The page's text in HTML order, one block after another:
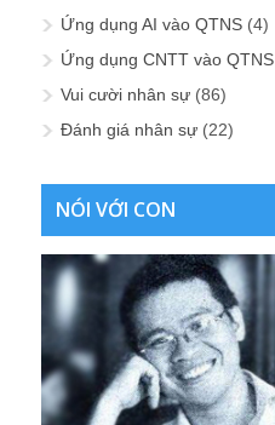
Ứng dụng AI vào QTNS (4)
Ứng dụng CNTT vào QTNS
Vui cười nhân sự (86)
Đánh giá nhân sự (22)
NÓI VỚI CON